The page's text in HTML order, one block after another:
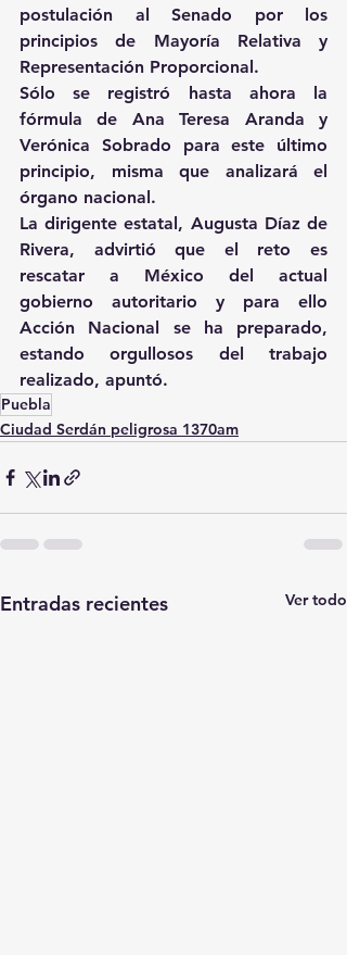
postulación al Senado por los
principios de Mayoría Relativa y
Representación Proporcional.
Sólo se registró hasta ahora la
fórmula de Ana Teresa Aranda y
Verónica Sobrado para este último
principio, misma que analizará el
órgano nacional.
La dirigente estatal, Augusta Díaz de
Rivera, advirtió que el reto es
rescatar a México del actual
gobierno autoritario y para ello
Acción Nacional se ha preparado,
estando orgullosos del trabajo
realizado, apuntó.
Puebla
Ciudad Serdán peligrosa 1370am
Entradas recientes Ver todo